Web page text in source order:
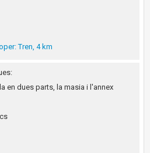
Tren, 4 km
en dues parts, la masia i l'annex